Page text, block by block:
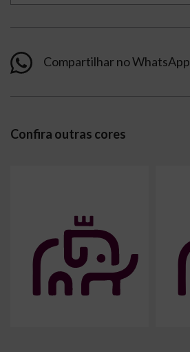
Compartilhar no WhatsApp
Confira outras cores